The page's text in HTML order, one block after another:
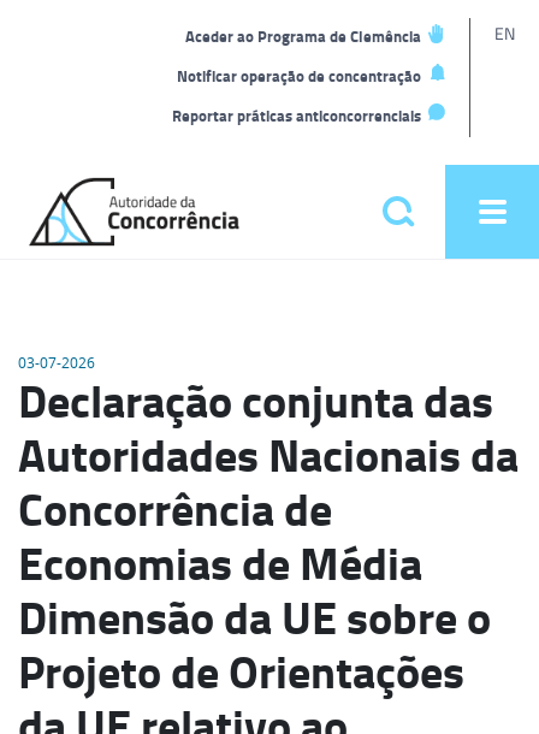
Aceder ao Programa de Clemência
Notificar operação de concentração
Reportar práticas anticoncorrenciais
EN
home
Pesquisar
03-07-2026
Declaração conjunta das
Autoridades Nacionais da
Concorrência de
Economias de Média
Dimensão da UE sobre o
Projeto de Orientações